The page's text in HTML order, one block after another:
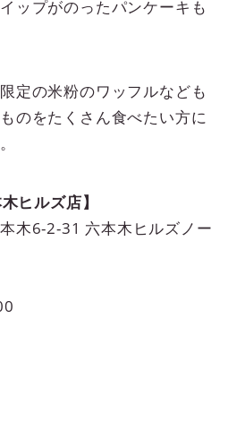
ップがのったパンケーキも
定の米粉のワッフルなども
のをたくさん食べたい方に
ヒルズ店】
木6-2-31 六本木ヒルズノー